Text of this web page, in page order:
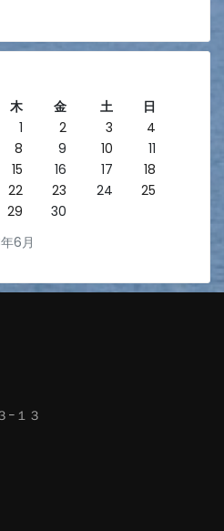
6月
木 金 土
日
1
2 3
4
8 9 10
11
15 16 17
18
22 23 24
25
29 30
−１３